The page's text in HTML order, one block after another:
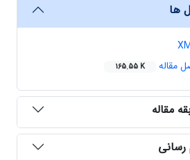
ها
مقاله
165.55 K
مقاله